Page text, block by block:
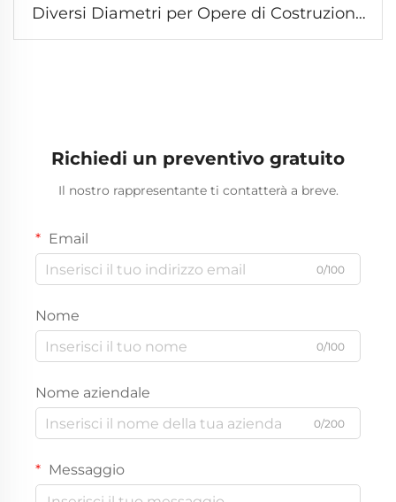
Diversi Diametri per Opere di Costruzione
Stradale
Richiedi un preventivo gratuito
Il nostro rappresentante ti contatterà a breve.
Email
0/100
Nome
0/100
Nome aziendale
0/200
Messaggio